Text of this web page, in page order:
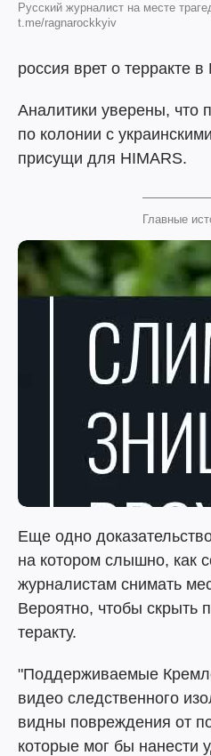
Русский журналист на месте
t.me/ragnarockkyiv
россия врет о терракте
Аналитики уверены, что
по колонии с
присущи для HIMARS.
Главные
Еще одно
на котором слышно, как
журналистам снимать
Вероятно, чтобы скрыть
теракту.
"Поддерживаемые
видео следственного
видны повреждения от
которые мог бы нанести